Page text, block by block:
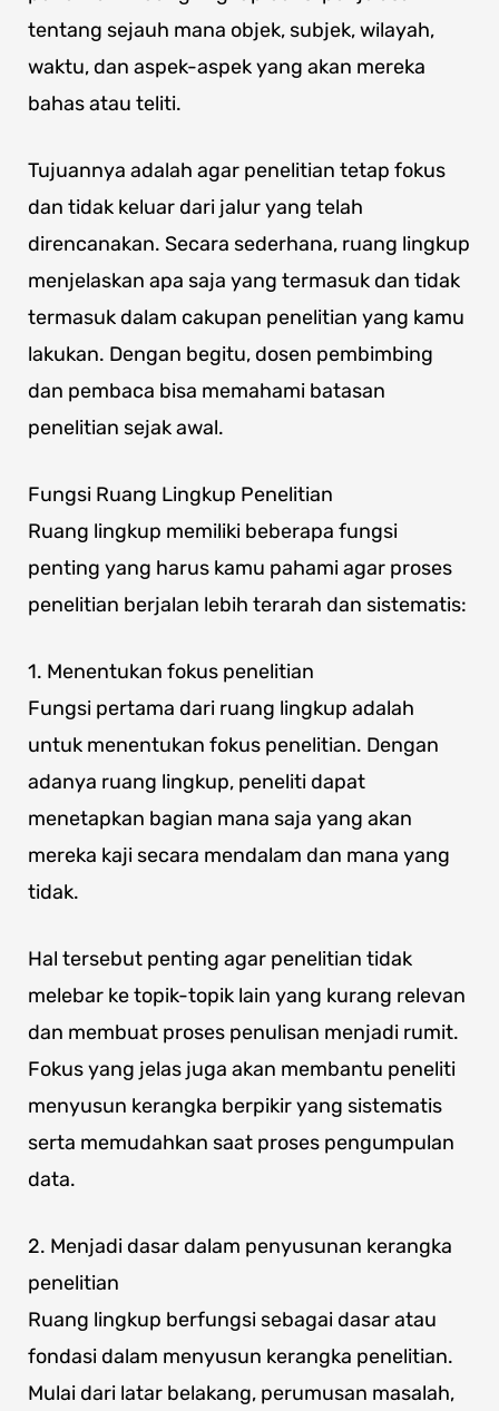
tentang sejauh mana objek, subjek, wilayah,
waktu, dan aspek-aspek yang akan mereka
bahas atau teliti.
Tujuannya adalah agar penelitian tetap fokus
dan tidak keluar dari jalur yang telah
direncanakan. Secara sederhana, ruang lingkup
menjelaskan apa saja yang termasuk dan tidak
termasuk dalam cakupan penelitian yang kamu
lakukan. Dengan begitu, dosen pembimbing
dan pembaca bisa memahami batasan
penelitian sejak awal.
Fungsi Ruang Lingkup Penelitian
Ruang lingkup memiliki beberapa fungsi
penting yang harus kamu pahami agar proses
penelitian berjalan lebih terarah dan sistematis:
1. Menentukan fokus penelitian
Fungsi pertama dari ruang lingkup adalah
untuk menentukan fokus penelitian. Dengan
adanya ruang lingkup, peneliti dapat
menetapkan bagian mana saja yang akan
mereka kaji secara mendalam dan mana yang
tidak.
Hal tersebut penting agar penelitian tidak
melebar ke topik-topik lain yang kurang relevan
dan membuat proses penulisan menjadi rumit.
Fokus yang jelas juga akan membantu peneliti
menyusun kerangka berpikir yang sistematis
serta memudahkan saat proses pengumpulan
data.
2. Menjadi dasar dalam penyusunan kerangka
penelitian
Ruang lingkup berfungsi sebagai dasar atau
fondasi dalam menyusun kerangka penelitian.
Mulai dari latar belakang, perumusan masalah,